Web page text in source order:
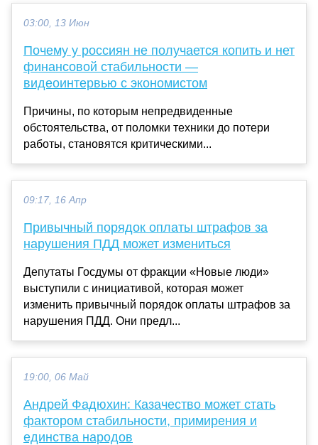
03:00, 13 Июн
Почему у россиян не получается копить и нет
финансовой стабильности —
видеоинтервью с экономистом
Причины, по которым непредвиденные
обстоятельства, от поломки техники до потери
работы, становятся критическими...
09:17, 16 Апр
Привычный порядок оплаты штрафов за
нарушения ПДД может измениться
Депутаты Госдумы от фракции «Новые люди»
выступили с инициативой, которая может
изменить привычный порядок оплаты штрафов за
нарушения ПДД. Они предл...
19:00, 06 Май
Андрей Фадюхин: Казачество может стать
фактором стабильности, примирения и
единства народов